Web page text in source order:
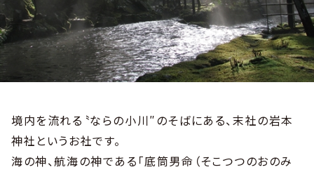
境内を流れる〝ならの小川″のそばにある、末社の岩本
神社というお社です。
海の神、航海の神である「底筒男命（そこつつのおのみ